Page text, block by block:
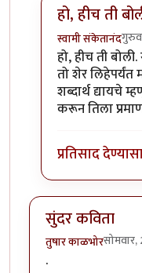
हो, हीच ती
स्वामी संकेतानंद
In reply to
हो, हीच ती
तो शेर लिहेपर्यंत
शब्दार्थ द्यायचे
करून तिला
प्रतिसाद
सुंदर कविता
तुषार काळभोर
.